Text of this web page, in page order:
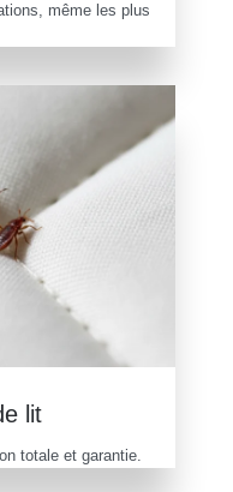
même les plus
lit
totale et garantie.